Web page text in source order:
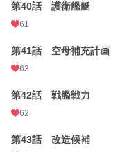
第40話 護衛艦艇
61
第41話 空母補充計画
63
第42話 戦艦戦力
62
第43話 改造候補